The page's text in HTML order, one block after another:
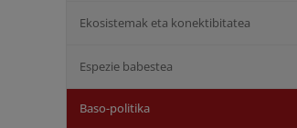
Ekosistemak eta konektibitatea
Espezie babestea
Baso-politika